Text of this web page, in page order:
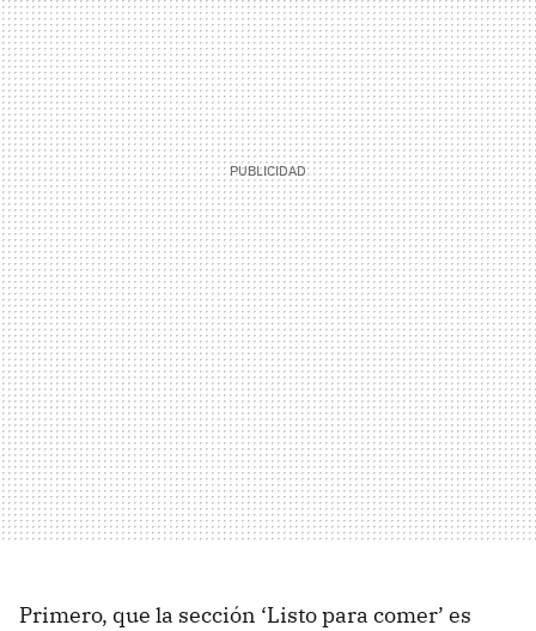
Primero, que la sección ‘Listo para comer’ es